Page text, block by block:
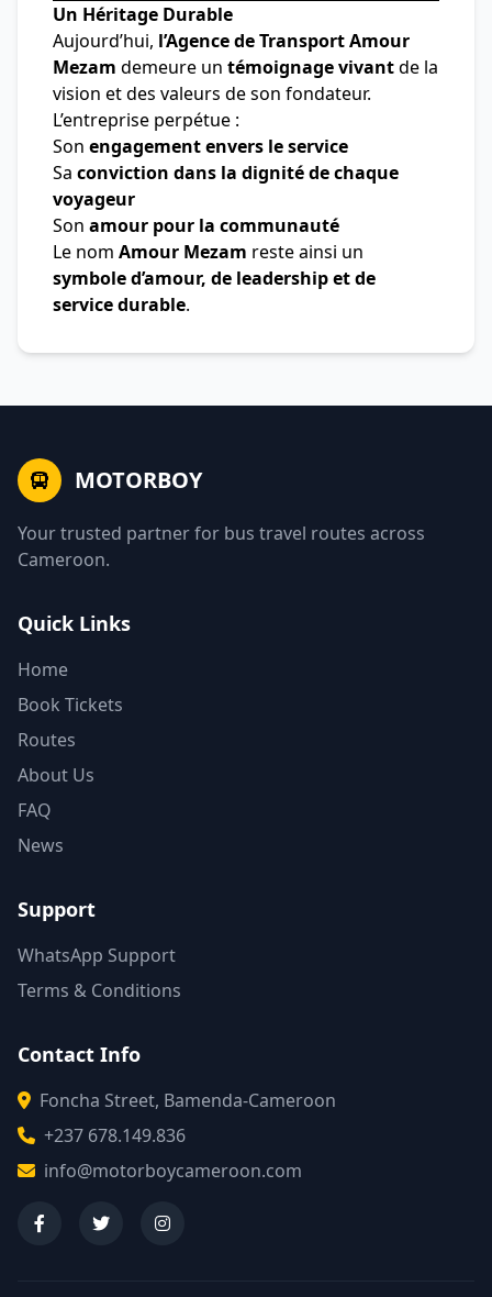
Un Héritage Durable
Aujourd’hui, l’Agence de Transport Amour
Mezam demeure un témoignage vivantde la
vision et des valeurs de son fondateur.
L’entreprise perpétue :
Son engagement envers le service
Sa conviction dans la dignité de chaque
voyageur
Son amour pour la communauté
Le nom Amour Mezam reste ainsi un
symbole d’amour, de leadership et de
service durable.
MOTORBOY
Your trusted partner for bus travel routes across
Cameroon.
Quick Links
Home
Book Tickets
Routes
About Us
FAQ
News
Support
WhatsApp Support
Terms & Conditions
Contact Info
Foncha Street, Bamenda-Cameroon
+237 678.149.836
info@motorboycameroon.com